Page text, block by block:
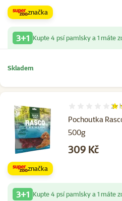
značka
3+1 Kupte 4 psí pamlsky a 1 máte
Skladem
Pochoutka
500g
Hodnocení 2×
Cena
309 Kč
značka
3+1 Kupte 4 psí pamlsky a 1 máte